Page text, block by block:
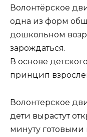
Волонтёрское
одна из форм
дошкольном
зарождаться.
В основе
принцип
Волонтерское
дети вырастут
минуту